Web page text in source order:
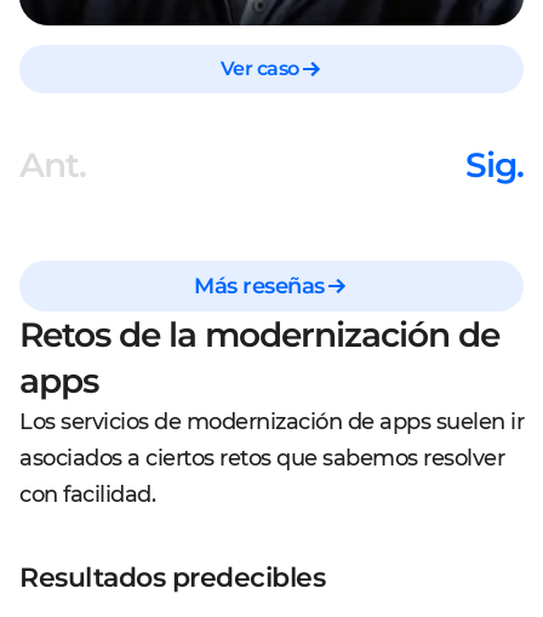
Ver caso
Ant. Sig.
Más reseñas
Retos de la modernización de
apps
Los servicios de modernización de apps suelen ir
asociados a ciertos retos que sabemos resolver
con facilidad.
Resultados predecibles